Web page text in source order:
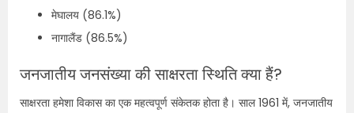
मेघालय (86.1%)
नागालैंड (86.5%)
जनजातीय जनसंख्या की साक्षरता स्थिति क्या हैं?
साक्षरता हमेशा विकास का एक महत्वपूर्ण संकेतक होता है। साल 1961 में, जनजातीय